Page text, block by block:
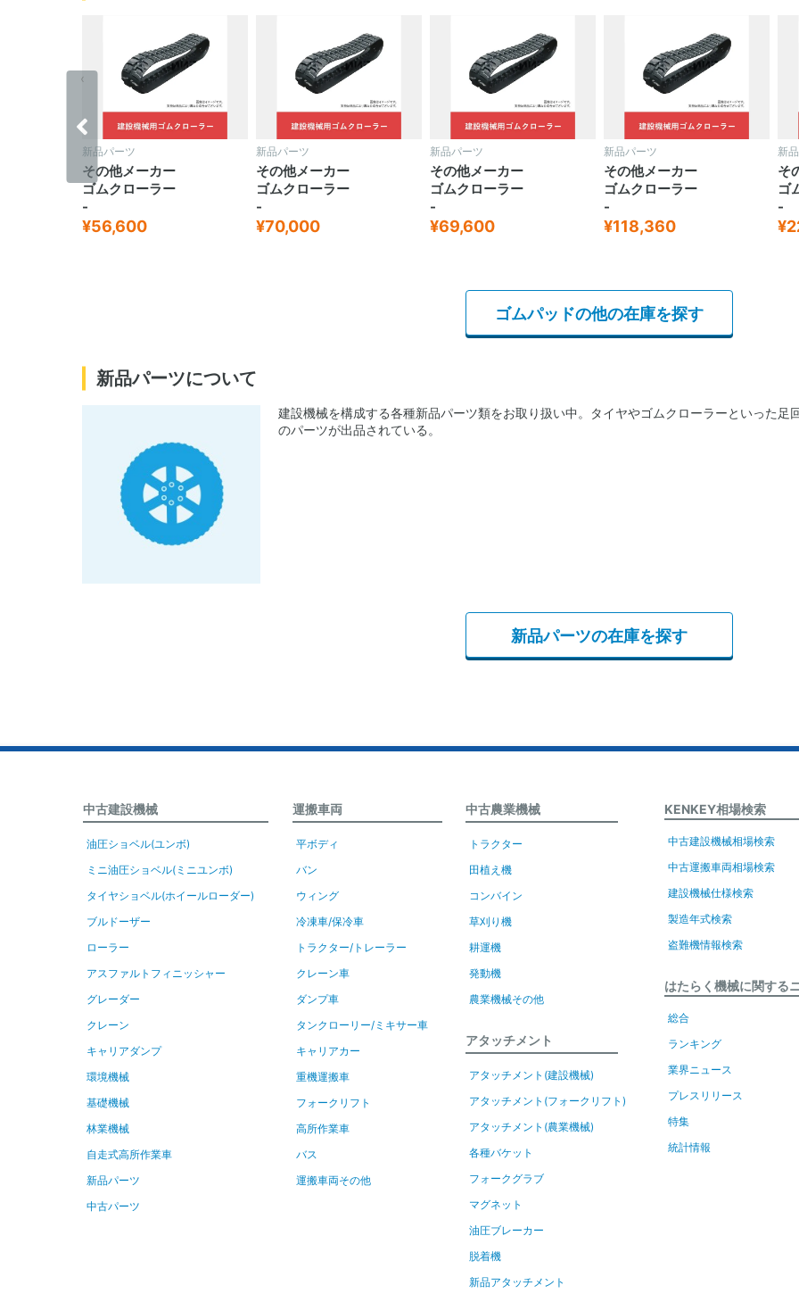
新品パーツ
その他メーカー
ゴムクローラー
-
¥70,000
新品パーツ
その他メーカー
ゴムクローラー
-
¥69,600
新品パーツ
その他メーカー
ゴムクローラー
-
¥118,360
新品パーツ
その他メーカー
ゴムクローラー
-
¥22,500
新
そ
ゴ
-
‹
ゴムパッドの他の在庫を探す
新品パーツについて
建設機械を構成する各種新品パーツ類をお取り扱い中。タイヤやゴムクローラーといった
のパーツが出品されている。
新品パーツの在庫を探す
中古建設機械
油圧ショベル(ユンボ)
ミニ油圧ショベル(ミニユンボ)
タイヤショベル(ホイールローダー)
ブルドーザー
ローラー
アスファルトフィニッシャー
グレーダー
クレーン
キャリアダンプ
環境機械
基礎機械
林業機械
自走式高所作業車
新品パーツ
中古パーツ
運搬車両
平ボディ
バン
ウィング
冷凍車/保冷車
トラクター/トレーラー
クレーン車
ダンプ車
タンクローリー/ミキサー車
キャリアカー
重機運搬車
フォークリフト
高所作業車
バス
運搬車両その他
中古農業機械
トラクター
田植え機
コンバイン
草刈り機
耕運機
発動機
農業機械その他
アタッチメント
アタッチメント(建設機械)
アタッチメント(フォークリフト)
アタッチメント(農業機械)
各種バケット
フォークグラブ
マグネット
油圧ブレーカー
脱着機
新品アタッチメント
KENKEY相場検索
中古建設機械相場検索
中古運搬車両相場検索
建設機械仕様検索
製造年式検索
盗難機情報検索
はたらく機械に関する
総合
ランキング
業界ニュース
プレスリリース
特集
統計情報